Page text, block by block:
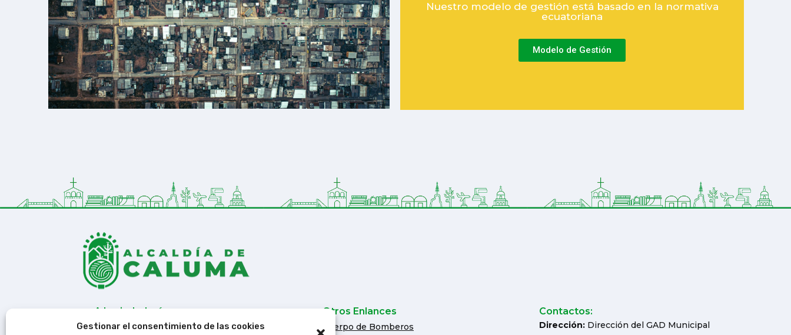
Gestionar el consentimiento de las cookies
Nuestro modelo de gestión está basado en la normativa
ecuatoriana
Modelo de Gestión
A la ciudadanía.
Recuerden, el éxito de nuestra ciudad
Otros Enlances
Cuerpo de Bomberos
Contactos:
Dirección:Dirección del GAD Municipal